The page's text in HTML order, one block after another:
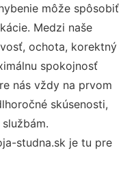
môže spôsobiť
Medzi naše
ochota, korektný
spokojnosť
nás vždy na prvom
skúsenosti,
studna.sk je tu pre